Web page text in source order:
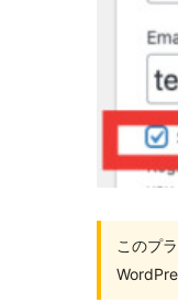
このプ